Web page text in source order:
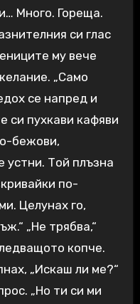
Много. Гореща.
си глас
му вече
„Само
се напред и
си пухкави кафяви
бежови,
устни. Той плъзна
по-
Целунах го,
„Не трябва,“
копче.
„Искаш ли ме?“
„Но ти си ми